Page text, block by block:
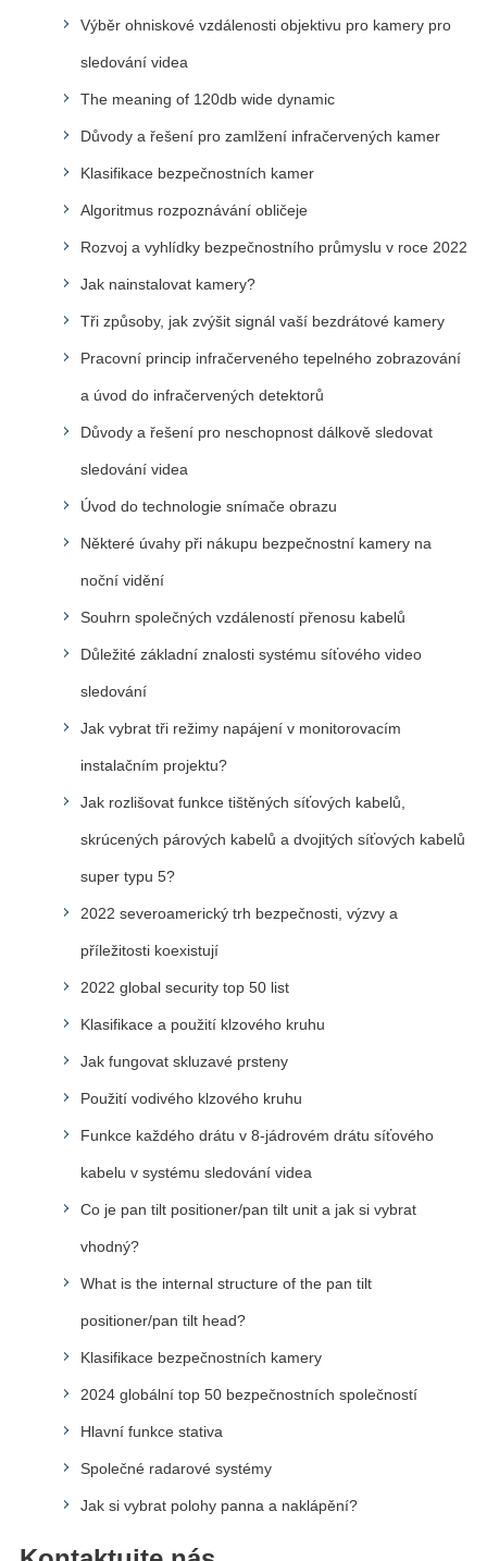
Výběr ohniskové vzdálenosti objektivu pro kamery pro
sledování videa
The meaning of 120db wide dynamic
Důvody a řešení pro zamlžení infračervených kamer
Klasifikace bezpečnostních kamer
Algoritmus rozpoznávání obličeje
Rozvoj a vyhlídky bezpečnostního průmyslu v roce 2022
Jak nainstalovat kamery?
Tři způsoby, jak zvýšit signál vaší bezdrátové kamery
Pracovní princip infračerveného tepelného zobrazování
a úvod do infračervených detektorů
Důvody a řešení pro neschopnost dálkově sledovat
sledování videa
Úvod do technologie snímače obrazu
Některé úvahy při nákupu bezpečnostní kamery na
noční vidění
Souhrn společných vzdáleností přenosu kabelů
Důležité základní znalosti systému síťového video
sledování
Jak vybrat tři režimy napájení v monitorovacím
instalačním projektu?
Jak rozlišovat funkce tištěných síťových kabelů,
skrúcených párových kabelů a dvojitých síťových kabelů
super typu 5?
2022 severoamerický trh bezpečnosti, výzvy a
příležitosti koexistují
2022 global security top 50 list
Klasifikace a použití klzového kruhu
Jak fungovat skluzavé prsteny
Použití vodivého klzového kruhu
Funkce každého drátu v 8-jádrovém drátu síťového
kabelu v systému sledování videa
Co je pan tilt positioner/pan tilt unit a jak si vybrat
vhodný?
What is the internal structure of the pan tilt
positioner/pan tilt head?
Klasifikace bezpečnostních kamery
2024 globální top 50 bezpečnostních společností
Hlavní funkce stativa
Společné radarové systémy
Jak si vybrat polohy panna a naklápění?